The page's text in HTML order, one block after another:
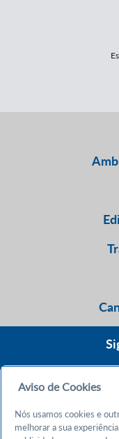
Aviso de Cookies
Nós usamos cookies e
melhorar a sua